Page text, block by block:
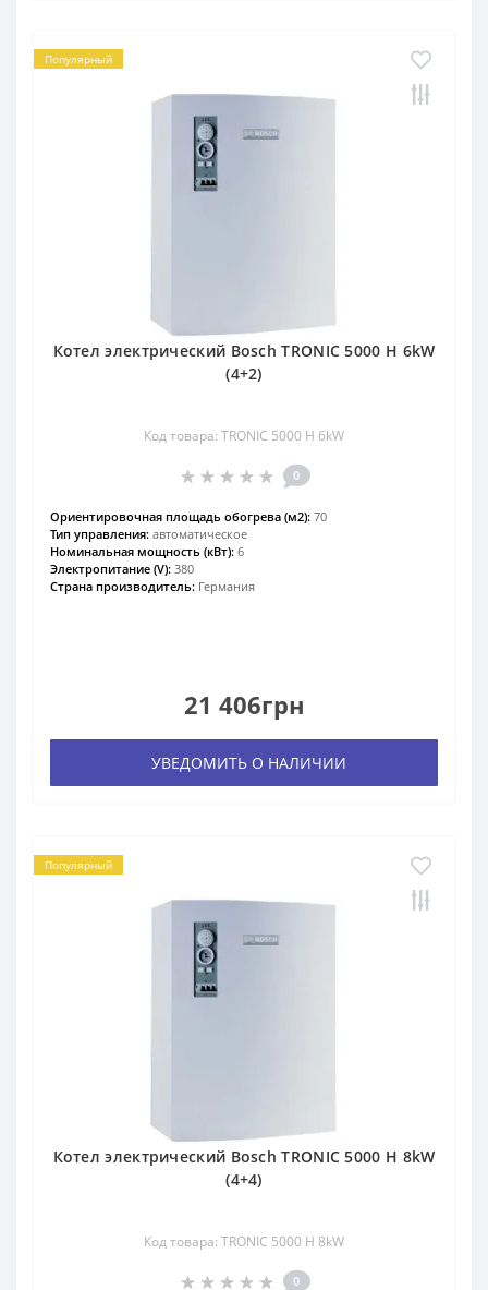
Популярный
Котел электрический Bosch TRONIC 5000 H 6kW
(4+2)
Код товара: TRONIC 5000 H 6kW
0
Ориентировочная площадь обогрева (м2): 70
Тип управления: автоматическое
Номинальная мощность (кВт): 6
Электропитание (V): 380
Страна производитель: Германия
21 406грн
УВЕДОМИТЬ О НАЛИЧИИ
Популярный
Котел электрический Bosch TRONIC 5000 H 8kW
(4+4)
Код товара: TRONIC 5000 H 8kW
0